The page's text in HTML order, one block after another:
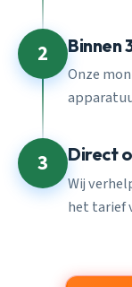
2 Binnen
Onze
3 Direct
Wij
het tarief